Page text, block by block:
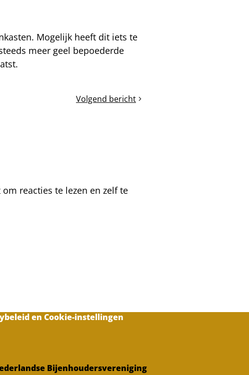
Mogelijk heeft dit iets te
meer geel bepoederde
Volgend bericht
Dit
tweede
reacties te lezen en zelf te
en Cookie-instellingen
Bijenhoudersvereniging